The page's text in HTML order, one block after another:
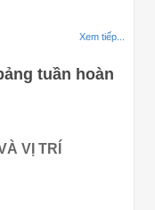
Xem tiếp...
tuần hoàn
VỊ TRÍ